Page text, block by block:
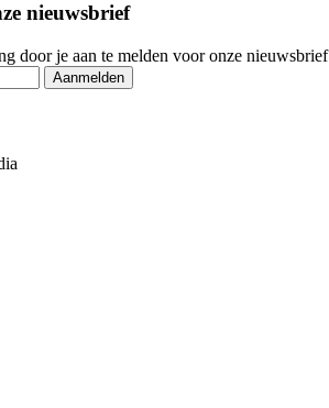
nieuwsbrief
door je aan te melden voor onze nieuwsbrief
Aanmelden